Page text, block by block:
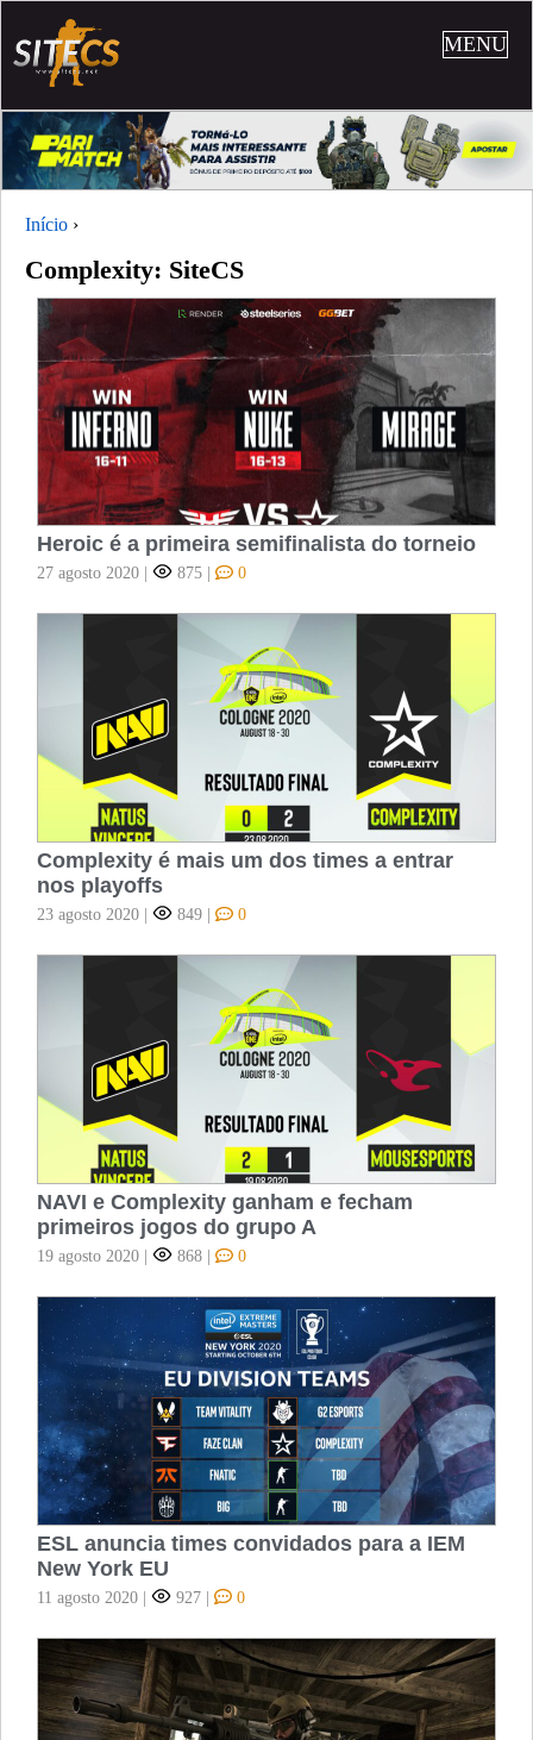
MENU
Início ›
Complexity: SiteCS
Heroic é a primeira semifinalista do torneio
27 agosto 2020 | 875 | 0
Complexity é mais um dos times a entrar
nos playoffs
23 agosto 2020 | 849 | 0
NAVI e Complexity ganham e fecham
primeiros jogos do grupo A
19 agosto 2020 | 868 | 0
ESL anuncia times convidados para a IEM
New York EU
11 agosto 2020 | 927 | 0